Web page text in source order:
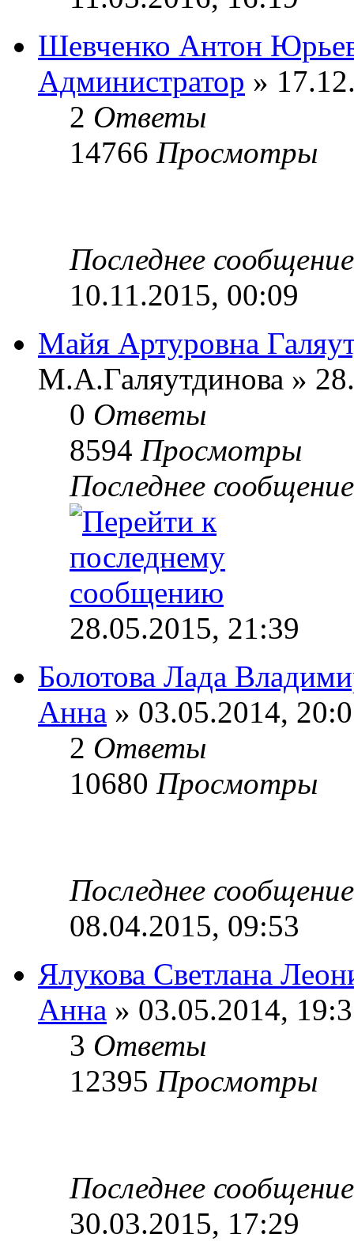
Шевченко Антон
Администратор »
2 Ответы
14766 Просмотры
Последнее
10.11.2015, 00:09
Майя Артуровна
М.А.Галяутдинова »
0 Ответы
8594 Просмотры
Последнее
28.05.2015, 21:39
Болотова Лада
Анна » 03.05.2014,
2 Ответы
10680 Просмотры
Последнее
08.04.2015, 09:53
Ялукова Светлана
Анна » 03.05.2014,
3 Ответы
12395 Просмотры
Последнее
30.03.2015, 17:29